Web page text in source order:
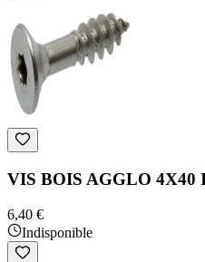
VIS BOIS AGGLO 4X40
6,40 €
Indisponible